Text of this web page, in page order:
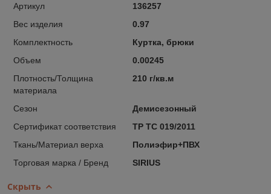
Артикул
136257
Вес изделия
0.97
Комплектность
Куртка, брюки
Объем
0.00245
Плотность/Толщина
материала
210 г/кв.м
Сезон
Демисезонный
Сертификат соответствия
ТР ТС 019/2011
Ткань/Материал верха
Полиэфир+ПВХ
Торговая марка / Бренд
SIRIUS
Скрыть